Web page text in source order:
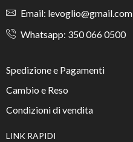
Email: levoglio@gmail.com
Whatsapp: 350 066 0500
Spedizione e Pagamenti
Cambio e Reso
Condizioni di vendita
LINK RAPIDI